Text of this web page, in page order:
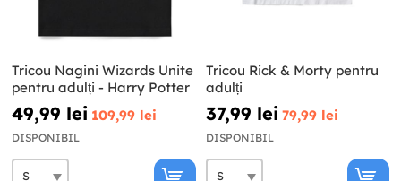
Tricou Nagini Wizards Unite
pentru adulți - Harry Potter
49,99 lei 109,99 lei
DISPONIBIL
Tricou Rick & Morty pentru
adulți
37,99 lei 79,99 lei
DISPONIBIL